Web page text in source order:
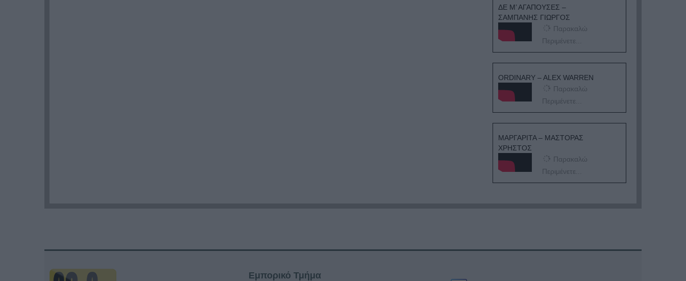
ΔΕ Μ’ ΑΓΑΠΟΥΣΕΣ –
ΣΑΜΠΑΝΗΣ ΓΙΩΡΓΟΣ
Παρακαλώ
Περιμένετε...
ORDINARY – ALEX WARREN
Παρακαλώ
Περιμένετε...
ΜΑΡΓΑΡΙΤΑ – ΜΑΣΤΟΡΑΣ
ΧΡΗΣΤΟΣ
Παρακαλώ
Περιμένετε...
Εμπορικό Τμήμα